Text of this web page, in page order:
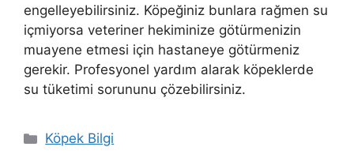
engelleyebilirsiniz. Köpeğiniz bunlara rağmen su
içmiyorsa veteriner hekiminize götürmenizin
muayene etmesi için hastaneye götürmeniz
gerekir. Profesyonel yardım alarak köpeklerde
su tüketimi sorununu çözebilirsiniz.
Kategoriler
Köpek Bilgi